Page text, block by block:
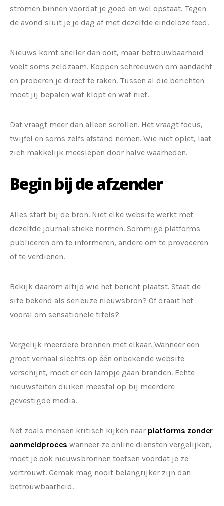
stromen binnen voordat je goed en wel opstaat. Tegen
de avond sluit je je dag af met dezelfde eindeloze feed.
Nieuws komt sneller dan ooit, maar betrouwbaarheid
voelt soms zeldzaam. Koppen schreeuwen om aandacht
en proberen je direct te raken. Tussen al die berichten
moet jij bepalen wat klopt en wat niet.
Dat vraagt meer dan alleen scrollen. Het vraagt focus,
twijfel en soms zelfs afstand nemen. Wie niet oplet, laat
zich makkelijk meeslepen door halve waarheden.
Begin bij de afzender
Alles start bij de bron. Niet elke website werkt met
dezelfde journalistieke normen. Sommige platforms
publiceren om te informeren, andere om te provoceren
of te verdienen.
Bekijk daarom altijd wie het bericht plaatst. Staat de
site bekend als serieuze nieuwsbron? Of draait het
vooral om sensationele titels?
Vergelijk meerdere bronnen met elkaar. Wanneer een
groot verhaal slechts op één onbekende website
verschijnt, moet er een lampje gaan branden. Echte
nieuwsfeiten duiken meestal op bij meerdere
gevestigde media.
Net zoals mensen kritisch kijken naar platforms zonder
aanmeldproces wanneer ze online diensten vergelijken,
moet je ook nieuwsbronnen toetsen voordat je ze
vertrouwt. Gemak mag nooit belangrijker zijn dan
betrouwbaarheid.